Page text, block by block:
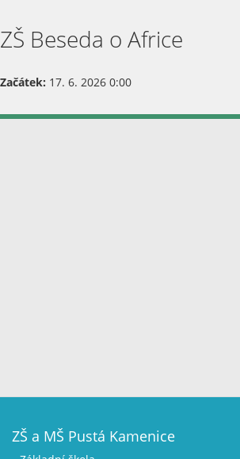
ZŠ Beseda o Africe
Začátek: 17. 6. 2026 0:00
ZŠ a MŠ Pustá Kamenice